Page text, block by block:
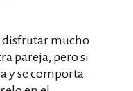
disfrutar mucho
pareja, pero si
y se comporta